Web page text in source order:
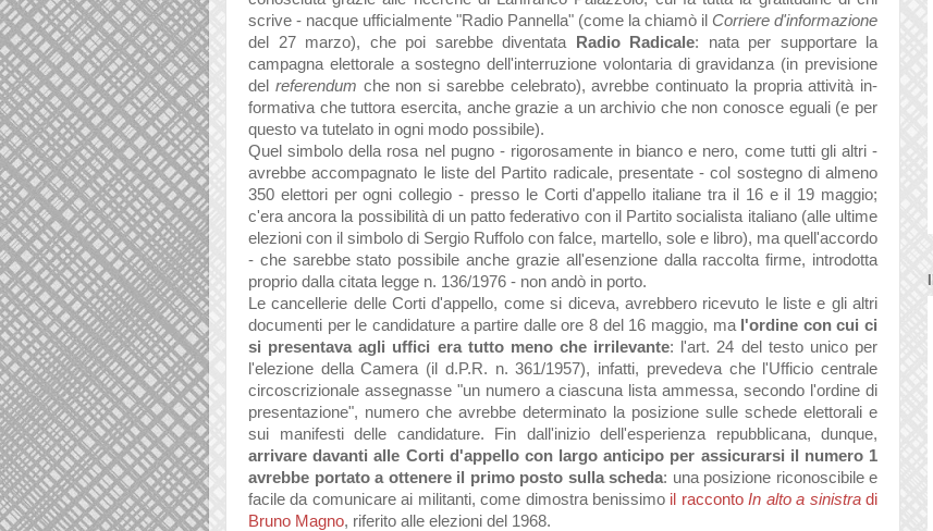
scrive - nacque ufficialmente "Radio Pannella" (come la chiamò il Corriere d'informazione
del 27 marzo), che poi sarebbe diventata
Radio Radicale: nata per supportare la
campagna elettorale a sostegno dell'interruzione volontaria di gravidanza (in previsione
del referendum che non si sarebbe celebrato), avrebbe continuato la propria attività in-
formativa che tuttora esercita, anche grazie a un archivio che non conosce eguali (e per
questo va tutelato in ogni modo possibile).
Quel simbolo della rosa nel pugno - rigorosamente in bianco e nero, come tutti gli altri -
avrebbe accompagnato le liste del Partito radicale, presentate - col sostegno di almeno
350 elettori per ogni collegio - presso le Corti d'appello italiane tra il 16 e il 19 maggio;
c'era ancora la possibilità di un patto federativo con il Partito socialista italiano (alle ultime
elezioni con il simbolo di Sergio Ruffolo con falce, martello, sole e libro), ma quell'accordo
- che sarebbe stato possibile anche grazie all'esenzione dalla raccolta firme, introdotta
proprio dalla citata legge n. 136/1976 - non andò in porto.
Le cancellerie delle Corti d'appello, come si diceva, avrebbero ricevuto le liste e gli altri
documenti per le candidature a partire dalle ore 8 del 16 maggio, ma l'ordine con cui ci
si presentava agli uffici era tutto meno che irrilevante: l'art. 24 del testo unico per
l'elezione della Camera (il d.P.R. n. 361/1957), infatti, prevedeva che l'Ufficio centrale
circoscrizionale assegnasse "un numero a ciascuna lista ammessa, secondo l'ordine di
presentazione", numero che avrebbe determinato la posizione sulle schede elettorali e
sui manifesti delle candidature. Fin dall'inizio dell'esperienza repubblicana, dunque,
arrivare davanti alle Corti d'appello con largo anticipo per assicurarsi il numero 1
avrebbe portato a ottenere il primo posto sulla scheda: una posizione riconoscibile e
facile da comunicare ai militanti, come dimostra benissimo il raccontoIn alto a sinistradi
Bruno Magno, riferito alle elezioni del 1968.